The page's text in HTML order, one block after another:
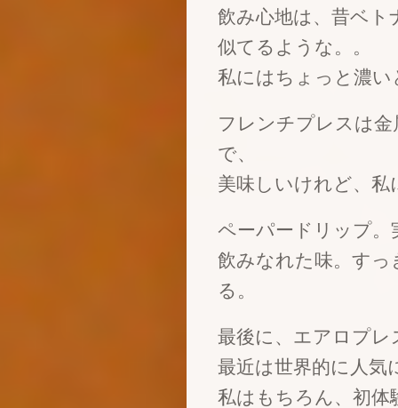
飲み心地は、昔ベ
似てるような。。
私にはちょっと濃
フレンチプレスは
で、
美味しいけれど、
ペーパードリップ。
飲みなれた味。す
る。
最後に、エアロプ
最近は世界的に人気
私はもちろん、初体